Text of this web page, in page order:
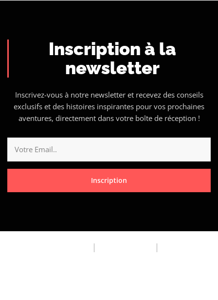
Inscription à la
newsletter
Inscrivez-vous à notre newsletter et recevez des conseils
exclusifs et des histoires inspirantes pour vos prochaines
aventures, directement dans votre boîte de réception !
Inscription